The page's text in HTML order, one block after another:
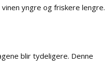
yngre og friskere lengre.
blir tydeligere. Denne